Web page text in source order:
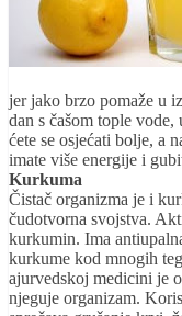
jer jako brzo pomaže u
dan s čašom tople
ćete se osjećati bolje, a
imate više energije i
Kurkuma
Čistač organizma je i
čudotvorna svojstva.
kurkumin. Ima
kurkume kod mnogih
ajurvedskoj medicini je
njeguje organizam.